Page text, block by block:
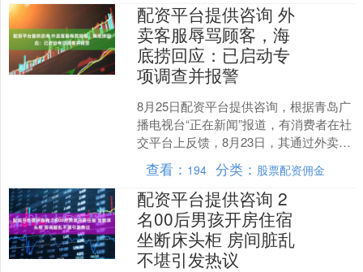
配资平台提供咨询 外
卖客服辱骂顾客，海
底捞回应：已启动专
项调查并报警
8月25日配资平台提供咨询，根据青岛广
播电视台“正在新闻”报道，有消费者在社
交平台上反馈，8月23日，其通过外卖平
台在海底捞火锅呼和浩特（五塔寺小学
店）下单后，....
查看： 194 分类： 股票配资佣金
配资平台提供咨询 2
名00后男孩开房住宿
坐断床头柜 房间脏乱
不堪引发热议